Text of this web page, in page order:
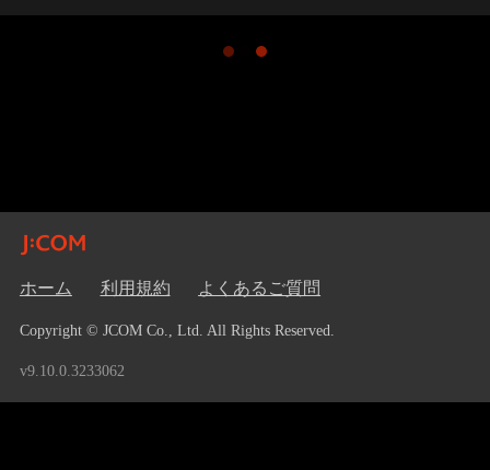
ホーム 利用規約 よくあるご質問
Copyright © JCOM Co., Ltd. All Rights Reserved.
v9.10.0.3233062